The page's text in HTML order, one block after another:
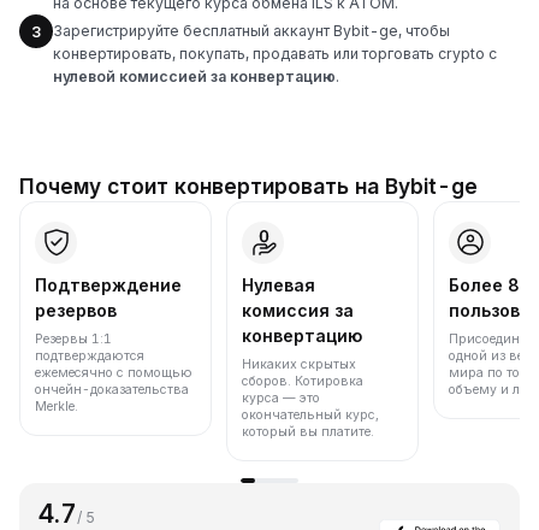
3
Зарегистрируйте бесплатный аккаунт Bybit-ge, чтобы
конвертировать, покупать, продавать или торговать crypto с
нулевой комиссией за конвертацию.
Почему стоит конвертировать на Bybit-ge
Подтверждение
резервов
Резервы 1:1
подтверждаются
ежемесячно с помощью
ончейн-доказательства
Merkle.
Нулевая
комиссия за
конвертацию
Никаких скрытых
сборов. Котировка
курса — это
окончательный курс,
который вы платите.
Более 86
одной из
мира по
объему и
4.7 / 5